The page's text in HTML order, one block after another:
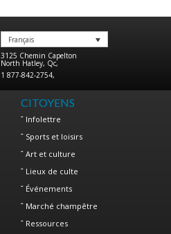
Français
3125 Chemin Capelton
North Hatley, Qc,
1 877-842-2754,
CITOYENS
Infolettre
Sports et loisirs
Art et culture
Lieux de culte
Événements
Marché champêtre
Ressources